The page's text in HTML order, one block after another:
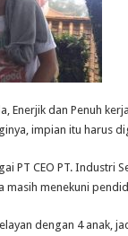
Enerjik dan Penuh
impian itu harus
PT CEO PT. Industri
masih menekuni
dengan 4 anak,